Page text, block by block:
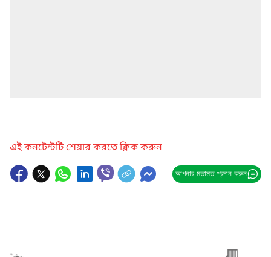
এই কনটেন্টটি শেয়ার করতে ক্লিক করুন
আপনার মতামত প্রদান করুন